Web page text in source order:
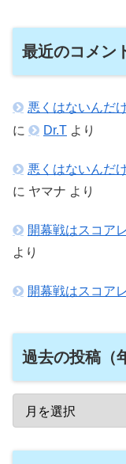
最近のコメン
悪くはないんだ
に
Dr.T より
悪くはないんだ
に ヤマナ より
開幕戦はスコア
より
開幕戦はスコア
過去の投稿（